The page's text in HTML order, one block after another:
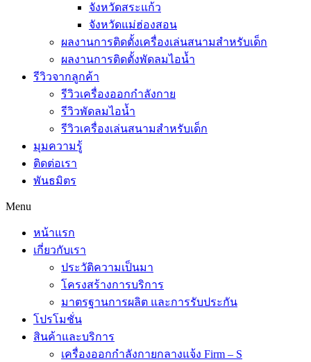
จังหวัดสระแก้ว
จังหวัดแม่ฮ่องสอน
ผลงานการติดตั้งเครื่องเล่นสนามสำหรับเด็ก
ผลงานการติดตั้งพัดลมไอน้ำ
รีวิวจากลูกค้า
รีวิวเครื่องออกกำลังกาย
รีวิวพัดลมไอน้ำ
รีวิวเครื่องเล่นสนามสำหรับเด็ก
มุมความรู้
ติดต่อเรา
พันธมิตร
Menu
หน้าแรก
เกี่ยวกับเรา
ประวัติความเป็นมา
โครงสร้างการบริการ
มาตรฐานการผลิต และการรับประกัน
โปรโมชั่น
สินค้าและบริการ
เครื่องออกกำลังกายกลางแจ้ง Firm – S